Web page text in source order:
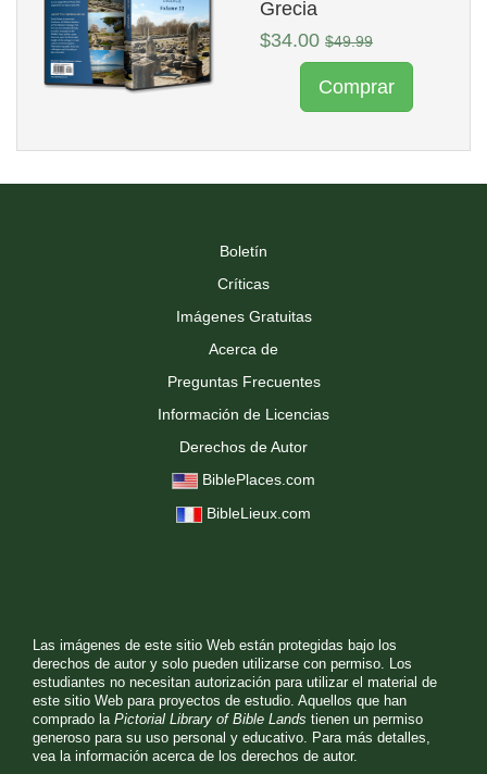
Grecia
$34.00 $49.99
Comprar
Boletín
Críticas
Imágenes Gratuitas
Acerca de
Preguntas Frecuentes
Información de Licencias
Derechos de Autor
BiblePlaces.com
BibleLieux.com
Las imágenes de este sitio Web están protegidas bajo los
derechos de autor y solo pueden utilizarse con permiso. Los
estudiantes no necesitan autorización para utilizar el material de
este sitio Web para proyectos de estudio. Aquellos que han
comprado la Pictorial Library of Bible Lands tienen un permiso
generoso para su uso personal y educativo. Para más detalles,
vea la información acerca de los derechos de autor.